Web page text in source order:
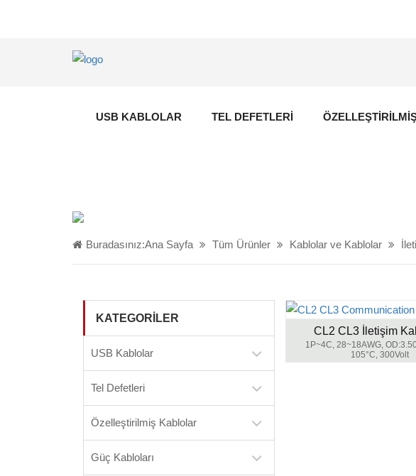
USB KABLOLAR TEL DEFETLERI
Buradasınız:Ana Sayfa Tüm Ürünler Kablolar ve Kablolar
CL2 CL3 İletişim
1P~4C, 28~18AWG,
105°C, 300Volt
KATEGORILER
USB Kablolar
Tel Defetleri
Özelleştirilmiş Kablolar
Güç Kabloları